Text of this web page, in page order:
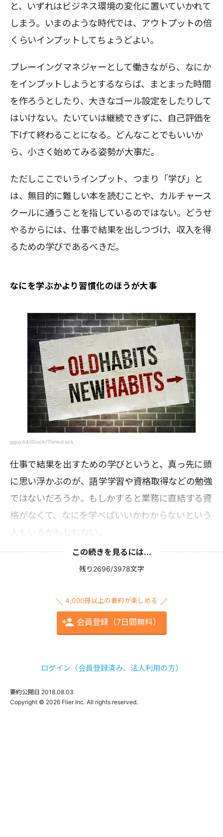
と、いずれはビジネス環境の変化に置いていかれて
しまう。いまのような時代では、アウトプットの倍
くらいインプットしてちょうどよい。
プレーイングマネジャーとして働きながら、なにか
をインプットしようとするならば、まとまった時間
を作ろうとしたり、大きなゴール設定をしたりして
はいけない。たいていは継続できずに、自己評価を
下げて終わることになる。どんなことでもいいか
ら、小さく始めてみる姿勢が大事だ。
ただしここでいうインプット、つまり「学び」と
は、無目的に難しい本を読むことや、カルチャース
クールに通うことを指しているのではない。どうせ
やるからには、仕事で結果を出しつづけ、収入を得
るための学びであるべきだ。
なにを学ぶかより習慣化のほうが大事
gguy44/iStock/Thinkstock
仕事で結果を出すための学びというと、真っ先に頭
に思い浮かぶのが、語学学習や資格取得などの勉強
ではないだろうか。もしかすると業務に直結する資
格がなくて、なにを学べばいいかわからないという
人もいるかもしれない。
この続きを見るには...
残り2696/3978文字
4,000冊以上の要約が楽しめる
会員登録（7日間無料）
ログイン（会員登録済み、法人利用の方）
要約公開日 2018.08.03